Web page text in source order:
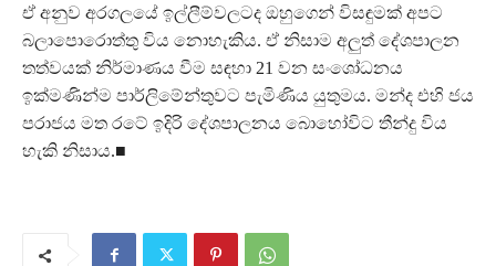
ඒ අනුව අරගලයේ ඉල්ලීම්වලටද ඔහුගෙන් විසඳුමක් අපට
බලාපොරොත්තු විය නොහැකිය. ඒ නිසාම අලුත් දේශපාලන
තත්වයක් නිර්මාණය වීම සඳහා 21 වන සංශෝධනය
ඉක්මණින්ම පාර්ලිමේන්තුවට පැමිණිය යුතුමය. මන්ද එහි ජය
පරාජය මත රටේ ඉදිරි දේශපාලනය බොහෝවිට තීන්දු විය
හැකි නිසාය.■